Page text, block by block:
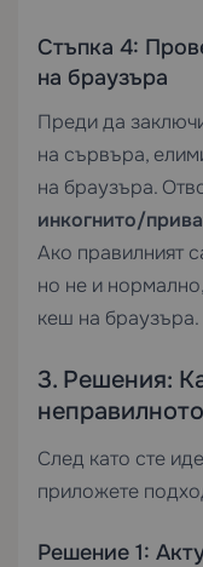
Стъпка 4:
на браузъра
Преди да
на сървъра,
на браузъра.
инкогнито/
Ако правилният
но не и
кеш на браузъра.
3. Решения:
След като сте
приложете
Решение 1: